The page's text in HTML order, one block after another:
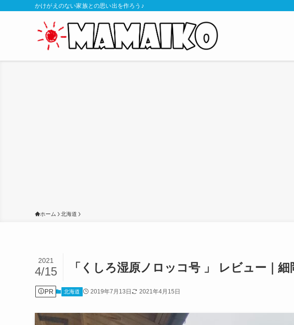
かけがえのない家族との思い出を作ろう♪
ホーム 北海道
「くしろ湿原ノロッコ号 」 レビュー｜
2021
4/15
PR 北海道 2019年7月13日 2021年4月15日